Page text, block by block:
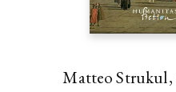
Matteo Strukul,